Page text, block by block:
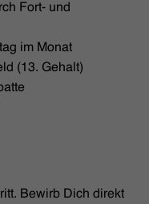
Fort- und
im Monat
(13. Gehalt)
Bewirb Dich direkt